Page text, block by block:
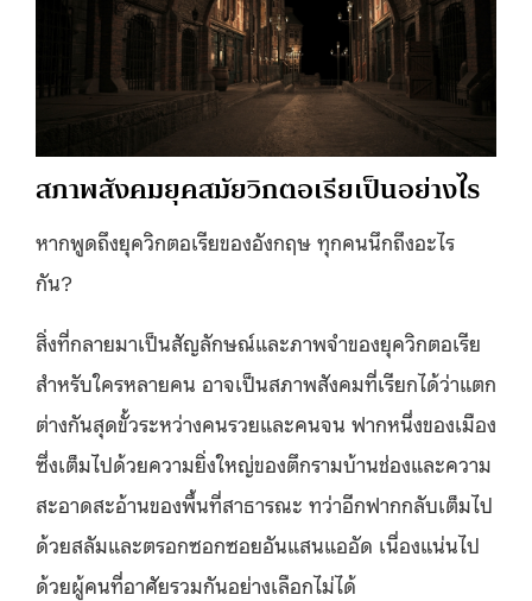
สภาพสังคมยุคสมัยวิกตอเรียเป็นอย่างไร
หากพูดถึงยุควิกตอเรียของอังกฤษ ทุกคนนึกถึงอะไร
กัน?
สิ่งที่กลายมาเป็นสัญลักษณ์และภาพจำของยุควิกตอเรีย
สำหรับใครหลายคน อาจเป็นสภาพสังคมที่เรียกได้ว่าแตก
ต่างกันสุดขั้วระหว่างคนรวยและคนจน ฟากหนึ่งของเมือง
ซึ่งเต็มไปด้วยความยิ่งใหญ่ของตึกรามบ้านช่องและความ
สะอาดสะอ้านของพื้นที่สาธารณะ ทว่าอีกฟากกลับเต็มไป
ด้วยสลัมและตรอกซอกซอยอันแสนแออัด เนื่องแน่นไป
ด้วยผู้คนที่อาศัยรวมกันอย่างเลือกไม่ได้